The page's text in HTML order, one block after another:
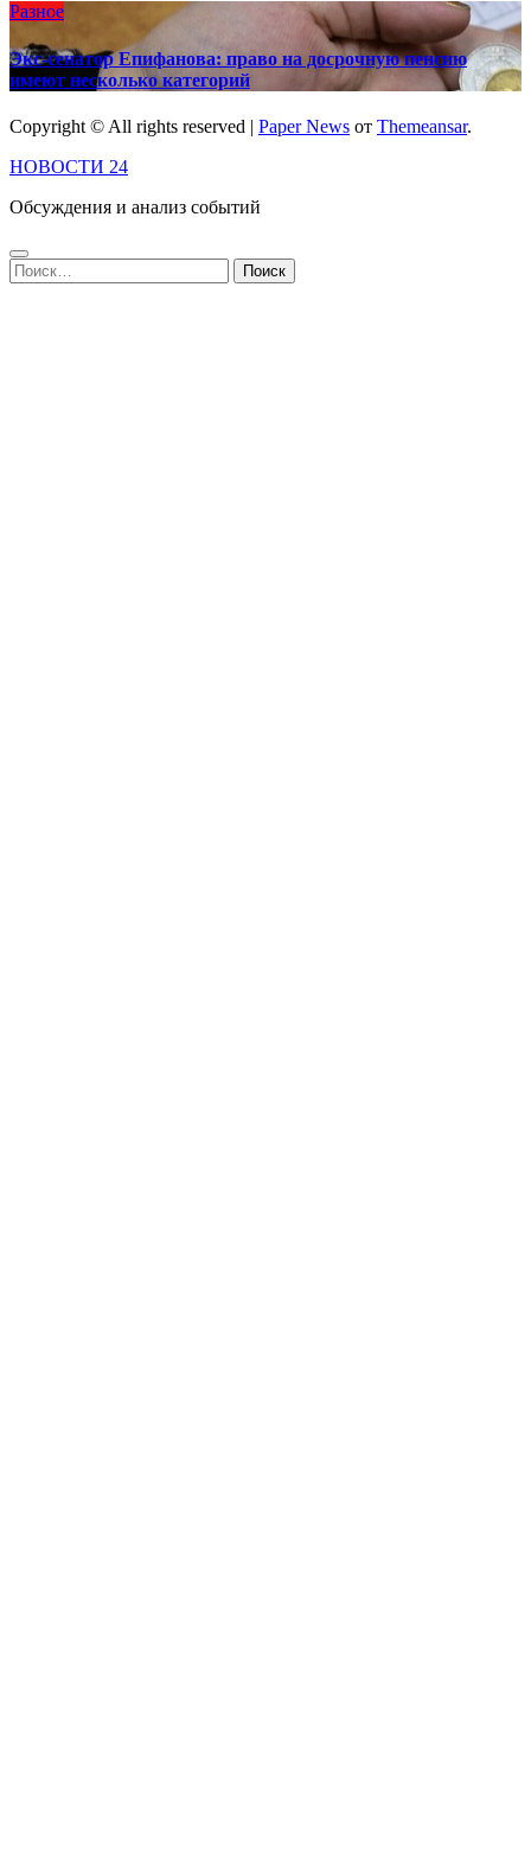
Разное
Экс-сенатор Епифанова: право на досрочную пенсию
имеют несколько категорий
Copyright © All rights reserved | Paper News от Themeansar.
НОВОСТИ 24
Обсуждения и анализ событий
Найти: